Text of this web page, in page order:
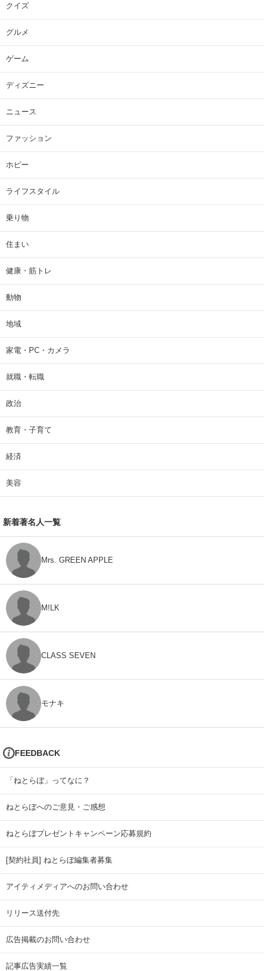
クイズ
グルメ
ゲーム
ディズニー
ニュース
ファッション
ホビー
ライフスタイル
乗り物
住まい
健康・筋トレ
動物
地域
家電・PC・カメラ
就職・転職
政治
教育・子育て
経済
美容
新着著名人一覧
Mrs. GREEN APPLE
M!LK
CLASS SEVEN
モナキ
FEEDBACK
「ねとらぼ」ってなに？
ねとらぼへのご意見・ご感想
ねとらぼプレゼントキャンペーン応募規約
[契約社員] ねとらぼ編集者募集
アイティメディアへのお問い合わせ
リリース送付先
広告掲載のお問い合わせ
記事広告実績一覧